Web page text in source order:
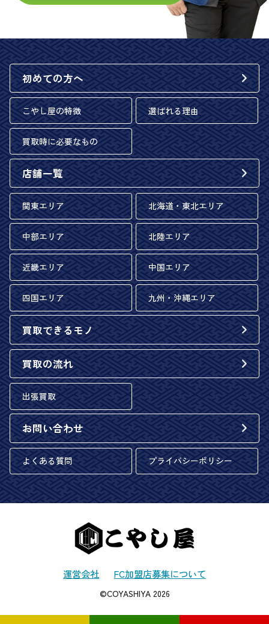
初めての方へ
こやし屋の特徴 選ばれる理由
買取時に必要なもの
店舗一覧
関東エリア 北海道・東北エリア
中部エリア 北陸エリア
近畿エリア 中国エリア
四国エリア 九州・沖縄エリア
買取できるモノ
買取の流れ
出張買取
お問い合わせ
よくある質問 プライバシーポリシー
運営会社 FC加盟店募集について
©COYASHIYA 2026